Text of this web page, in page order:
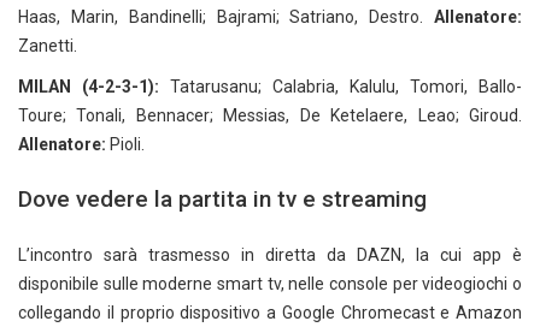
Haas, Marin, Bandinelli; Bajrami; Satriano, Destro. Allenatore:
Zanetti.
MILAN (4-2-3-1): Tatarusanu; Calabria, Kalulu, Tomori, Ballo-
Toure; Tonali, Bennacer; Messias, De Ketelaere, Leao; Giroud.
Allenatore: Pioli.
Dove vedere la partita in tv e streaming
L’incontro sarà trasmesso in diretta da DAZN, la cui app è
disponibile sulle moderne smart tv, nelle console per videogiochi o
collegando il proprio dispositivo a Google Chromecast e Amazon